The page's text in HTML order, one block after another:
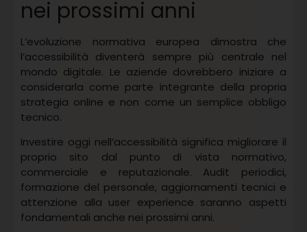
nei prossimi anni
L’evoluzione normativa europea dimostra che
l’accessibilità diventerà sempre più centrale nel
mondo digitale. Le aziende dovrebbero iniziare a
considerarla come parte integrante della propria
strategia online e non come un semplice obbligo
tecnico.
Investire oggi nell’accessibilità significa migliorare il
proprio sito dal punto di vista normativo,
commerciale e reputazionale. Audit periodici,
formazione del personale, aggiornamenti tecnici e
attenzione alla user experience saranno aspetti
fondamentali anche nei prossimi anni.